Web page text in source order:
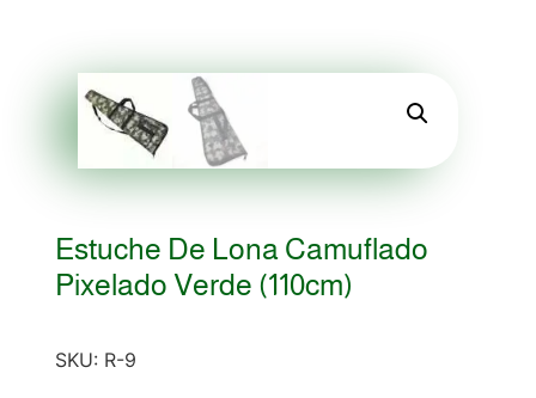
Estuche De Lona Camuflado
Pixelado Verde (110cm)
SKU: R-9